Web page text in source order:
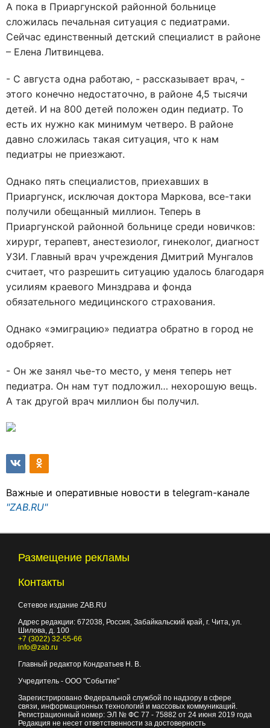
А пока в Приаргунской районной больнице
сложилась печальная ситуация с педиатрами.
Сейчас единственный детский специалист в районе
– Елена Литвинцева.
- С августа одна работаю, - рассказывает врач, -
этого конечно недостаточно, в районе 4,5 тысячи
детей. И на 800 детей положен один педиатр. То
есть их нужно как минимум четверо. В районе
давно сложилась такая ситуация, что к нам
педиатры не приезжают.
Однако пять специалистов, приехавших в
Приаргунск, исключая доктора Маркова, все-таки
получили обещанный миллион. Теперь в
Приаргунской районной больнице среди новичков:
хирург, терапевт, анестезиолог, гинеколог, диагност
УЗИ. Главный врач учреждения Дмитрий Мунгалов
считает, что разрешить ситуацию удалось благодаря
усилиям краевого Минздрава и фонда
обязательного медицинского страхования.
Однако «эмиграцию» педиатра обратно в город не
одобряет.
- Он же занял чье-то место, у меня теперь нет
педиатра. Он нам тут подложил… нехорошую вещь.
А так другой врач миллион бы получил.
Важные и оперативные новости в telegram-канале
"ZAB.RU"
Размещение рекламы
Контакты
Сетевое издание ZAB.RU
Адрес редакции: 672038, Россия, Забайкальский край, г. Чита, ул.
Шилова, д. 100
+7 (3022) 32-55-66
info@zab.ru
Главный редактор Кондратьев Н. В.
Учредитель - ООО "Событие"
Зарегистрировано Федеральной службой по надзору в сфере
связи, информационных технологий и массовых коммуникаций.
Регистрационный номер: ЭЛ № ФС 77 - 75882 от 24 июня 2019 года
Редакция не несет ответственности за достоверность